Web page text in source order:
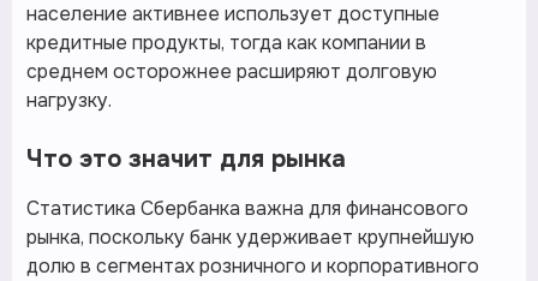
население активнее использует доступные
кредитные продукты, тогда как компании в
среднем осторожнее расширяют долговую
нагрузку.
Что это значит для рынка
Статистика Сбербанка важна для финансового
рынка, поскольку банк удерживает крупнейшую
долю в сегментах розничного и корпоративного